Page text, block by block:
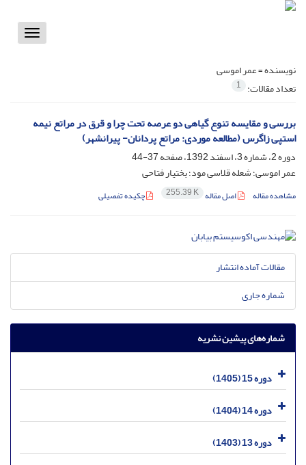
Toggle
نویسنده =عمر اموسی
تعداد مقالات: 1
بررسی و مقایسه تنوع گیاهی دو عرصه تحت چرا و قرق در مراتع نیمه
استپی زاگرس (مطالعه موردی: مراتع پردانان- پیرانشهر)
دوره 2، شماره 3، اسفند 1392، صفحه
37-44
عمر اموسی؛ شعله قلاسی مود؛ بختیار فتاحی
مشاهده مقاله اصل مقاله 255.39 K چکیده تفصیلی
مقالات آماده انتشار
شماره جاری
شماره‌های پیشین نشریه
دوره 15 (1405)
دوره 14 (1404)
دوره 13 (1403)